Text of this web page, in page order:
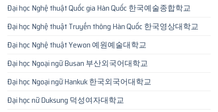
Đại học Nghệ thuật Quốc gia Hàn Quốc 한국예술종합학교
Đại học Nghệ thuật Truyền thông Hàn Quốc 한국영상대학교
Đại học Nghệ thuật Yewon 예원예술대학교
Đại học Ngoại ngữ Busan 부산외국어대학교
Đại học Ngoại ngữ Hankuk 한국외국어대학교
Đại học nữ Duksung 덕성여자대학교